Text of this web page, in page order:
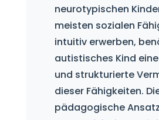
neurotypischen
meisten sozialen
intuitiv erwerben,
autistisches Kind
und strukturierte
dieser Fähigkeiten.
pädagogische Ansatz